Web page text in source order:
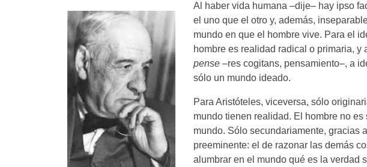
Al haber vida humana –dije– hay ipso
el uno que el otro y, además,
mundo en que el hombre vive. Para el
hombre es realidad radical o primaria, y
pense –res cogitans, pensamiento–, a
sólo un mundo ideado.
Para Aristóteles, viceversa, sólo
mundo tienen realidad. El hombre no
mundo. Sólo secundariamente, gracias
preeminente: el de razonar las demás
alumbrar en el mundo qué es la verdad